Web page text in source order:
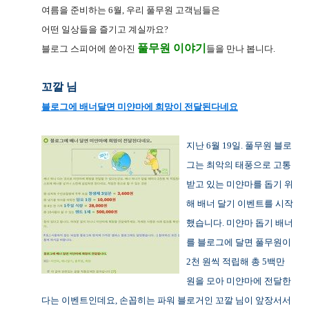
여름을 준비하는 6월, 우리 풀무원 고객님들은
어떤 일상들을 즐기고 계실까요?
블로그 스피어에 쏟아진 풀무원 이야기 들을 만나 봅니다.
꼬깔 님
블로그에 배너달면 미얀마에 희망이 전달된다네요
지난 6월 19일. 풀무원 블로
그는 최악의 태풍으로 고통
받고 있는 미얀마를 돕기 위
해 배너 달기 이벤트를 시작
했습니다. 미얀마 돕기 배너
를 블로그에 달면 풀무원이
2천 원씩 적립해 총 5백만
원을 모아 미얀마에 전달한
다는 이벤트인데요, 손꼽히는 파워 블로거인 꼬깔 님이 앞장서서